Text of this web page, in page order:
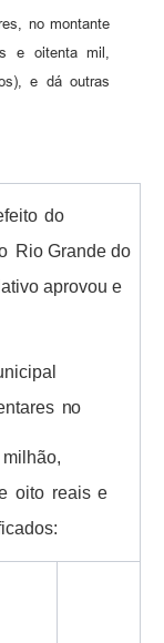
no montante
e oitenta mil,
e dá outras
do
Rio Grande do
aprovou e
no
milhão,
oito reais e